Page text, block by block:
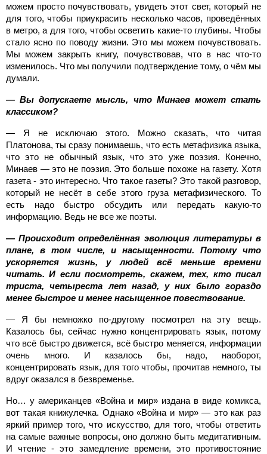
можем просто почувствовать, увидеть этот свет, который не
для того, чтобы приукрасить несколько часов, проведённых
в метро, а для того, чтобы осветить какие-то глубины. Чтобы
стало ясно по поводу жизни. Это мы можем почувствовать.
Мы можем закрыть книгу, почувствовав, что в нас что-то
изменилось. Что мы получили подтверждение тому, о чём мы
думали.
— Вы допускаете мысль, что Минаев может стать
классиком?
— Я не исключаю этого. Можно сказать, что читая
Платонова, ты сразу понимаешь, что есть метафизика языка,
что это не обычный язык, что это уже поэзия. Конечно,
Минаев — это не поэзия. Это больше похоже на газету. Хотя
газета - это интересно. Что такое газеты? Это такой разговор,
который не несёт в себе этого груза метафизического. То
есть надо быстро обсудить или передать какую-то
информацию. Ведь не все же поэты.
— Происходит определённая эволюция литературы в
плане, в том числе, и насыщенности. Потому что
ускоряется жизнь, у людей всё меньше времени
читать. И если посмотреть, скажем, тех, кто писал
триста, четыреста лет назад, у них было гораздо
менее быстрое и менее насыщенное повествование.
— Я бы немножко по-другому посмотрел на эту вещь.
Казалось бы, сейчас нужно концентрировать язык, потому
что всё быстро движется, всё быстро меняется, информации
очень много. И казалось бы, надо, наоборот,
концентрировать язык, для того чтобы, прочитав немного, ты
вдруг оказался в безвременье.
Но… у американцев «Война и мир» издана в виде комикса,
вот такая книжулечка. Однако «Война и мир» — это как раз
яркий пример того, что искусство, для того, чтобы ответить
на самые важные вопросы, оно должно быть медитативным.
И чтение - это замедление времени, это противостояние